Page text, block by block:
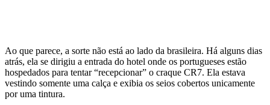
Ao que parece, a sorte não está ao lado da brasileira. Há alguns dias
atrás, ela se dirigiu a entrada do hotel onde os portugueses estão
hospedados para tentar “recepcionar” o craque CR7. Ela estava
vestindo somente uma calça e exibia os seios cobertos unicamente
por uma tintura.